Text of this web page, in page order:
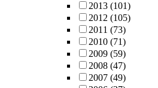
2013 (101)
2012 (105)
2011 (73)
2010 (71)
2009 (59)
2008 (47)
2007 (49)